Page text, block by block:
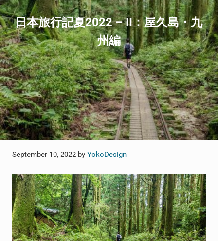
日本旅行記夏2022 – II：屋久島・九
州編
September 10, 2022 by YokoDesign